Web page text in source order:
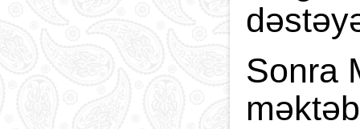
Sonra